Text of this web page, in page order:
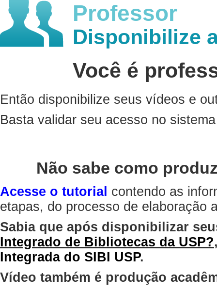
Professor
Disponibilize
Você é
Então disponibilize seus vídeos e
Basta validar seu acesso no
Não sabe como
Acesse o tutorial contendo as
etapas, do processo de elaboração
Sabia que após disponibilizar
Integrado de Bibliotecas da USP?
Integrada do SIBI USP.
Vídeo também é produção